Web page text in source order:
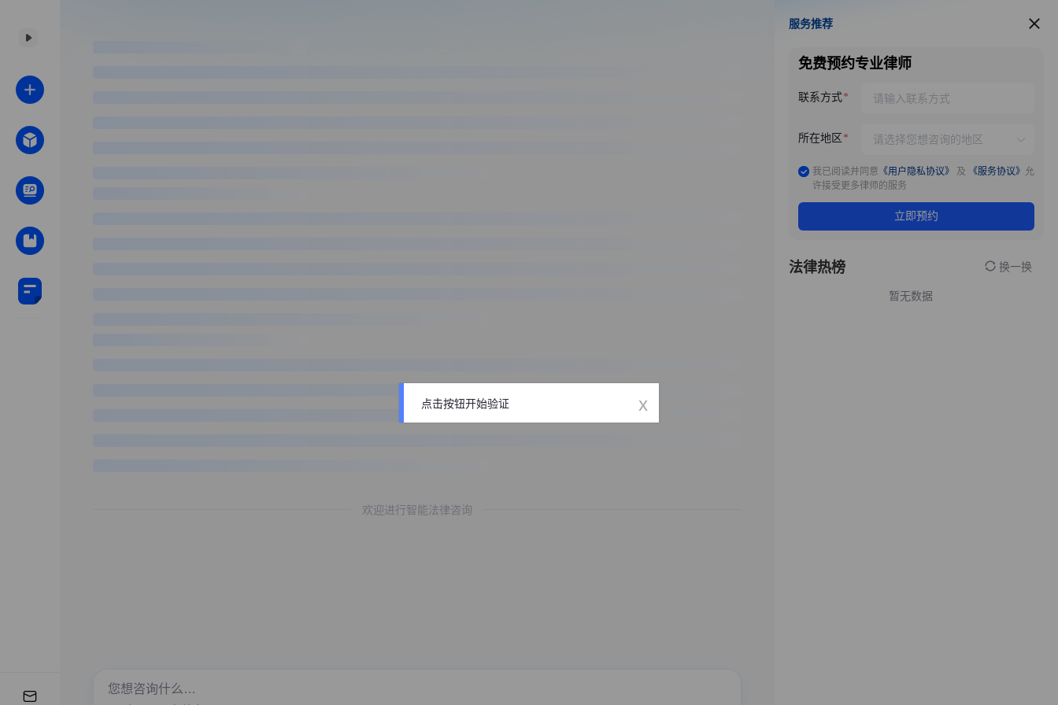
欢迎进行智能法律咨询
服务推荐
服务推荐
免费预约专业律师
联系方式
所在地区
我已阅读并同意 《用户隐私协议》 及 《服务协议》 允
许接受更多律师的服务
立即预约
法律热榜 换一换
暂无数据
点击按钮开始验证 x